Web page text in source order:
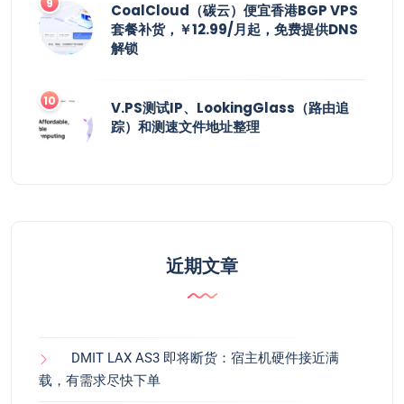
CoalCloud（碳云）便宜香港BGP VPS
套餐补货，￥12.99/月起，免费提供DNS
解锁
V.PS测试IP、LookingGlass（路由追
踪）和测速文件地址整理
近期文章
DMIT LAX AS3 即将断货：宿主机硬件接近满
载，有需求尽快下单